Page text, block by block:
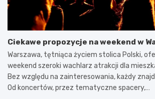
Ciekawe propozycje na weekend w
Warszawa, tętniąca życiem stolica Polski,
weekend szeroki wachlarz atrakcji dla
Bez względu na zainteresowania, każdy
Od koncertów, przez tematyczne spacery,…